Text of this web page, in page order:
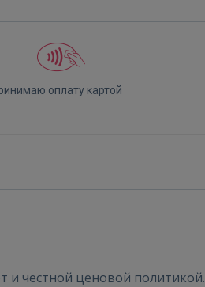
оплату картой
и честной ценовой политикой.